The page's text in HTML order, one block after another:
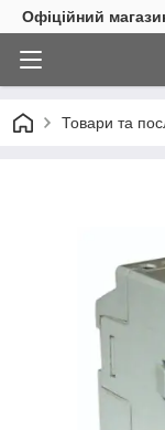
Офіційний
Товари та